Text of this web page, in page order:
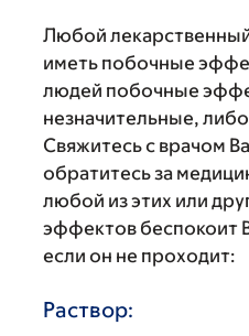
Любой
иметь побочные
людей побочные
незначительные,
Свяжитесь с врачом
обратитесь за
любой из этих или
эффектов беспокоит
если он не проходит:
Раствор: